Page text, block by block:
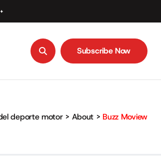
Subscribe Now
deporte motor> About > Buzz Moview